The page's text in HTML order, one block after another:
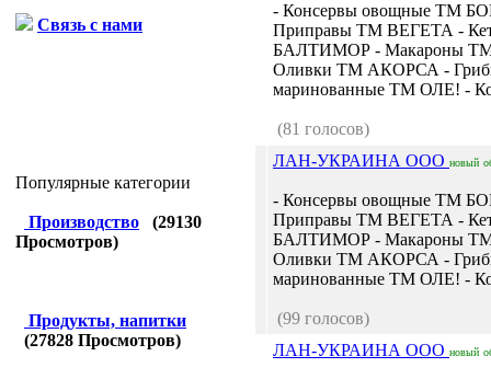
Связь с нами
Популярные категории
Производство (29130
Просмотров)
Продукты, напитки
(27828 Просмотров)
- Консервы овощные ТМ
Приправы ТМ ВЕГЕТА -
БАЛТИМОР - Макароны
Оливки ТМ АКОРСА -
маринованные ТМ ОЛЕ! -
(81 голосов)
ЛАН-УКРАИНА ООО новый
- Консервы овощные ТМ
Приправы ТМ ВЕГЕТА -
БАЛТИМОР - Макароны
Оливки ТМ АКОРСА -
маринованные ТМ ОЛЕ! -
(99 голосов)
ЛАН-УКРАИНА ООО новый